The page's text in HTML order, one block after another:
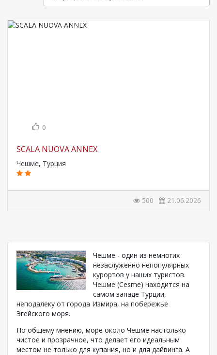
0
SCALA NUOVA ANNEX
Чешме, Турция
500 21.06.2026
Чешме - один из немногих
незаслуженно непопулярных
курортов у наших туристов.
Чешме (Cesme) находится на
самом западе Турции,
неподалеку от города Измира, на побережье
Эгейского моря.
По общему мнению, море около Чешме настолько
чистое и прозрачное, что делает его идеальным
местом не только для купания, но и для дайвинга. А